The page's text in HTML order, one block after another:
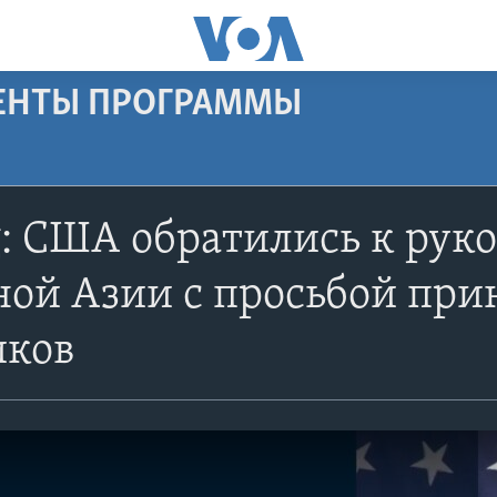
ПРОГРАММЫ
США обратились к
Азии c просьбой